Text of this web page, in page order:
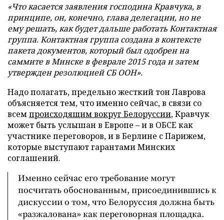
«Что касается заявления господина Кравчука, в
принципе, он, конечно, глава делегации, но не
ему решать, как будет дальше работать Контактная
группа. Контактная группа создана в контексте
пакета документов, который был одобрен на
саммите в Минске в феврале 2015 года и затем
утвержден резолюцией СБ ООН».
Надо полагать, предельно жесткий тон Лаврова
объясняется тем, что именно сейчас, в связи со
всемпроисходящим вокруг Белоруссии, Кравчук
может быть услышан в Европе – и в ОБСЕ как
участнике переговоров, и в Берлине с Парижем,
которые выступают гарантами Минских
соглашений.
Именно сейчас его требование могут
посчитать обоснованным, присоединившись к
дискуссии о том, что Белоруссия должна быть
«разжалована» как переговорная площадка.